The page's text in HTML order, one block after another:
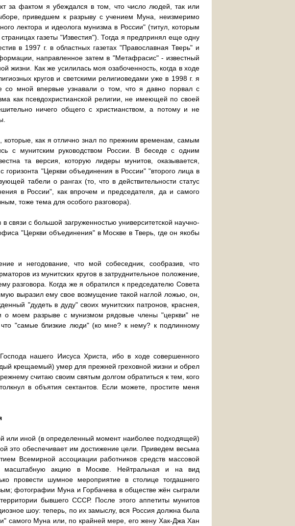
за фактом я убеждался в том, что число людей, так или
приведшем к разрыву с учением Муна, неизмеримо
лектора и идеолога мунизма в России" (титул, которым
газеты "Известия"). Тогда я предпринял еще одну
в 1997 г. в областных газетах "Православная Тверь" и
направленное затем в "Метафрасис" - известный
жизни. Как же усилилась моя озабоченность, когда в ходе
кругов и светскими религиоведами уже в 1998 г. я
со мной впервые узнавали о том, что я давно порвал с
как псевдохристианской религии, не имеющей по своей
ничего общего с христианством, а потому и не
как я отлично знал по прежним временам, самым
с мунитским руководством России. В беседе с одним
та версия, которую лидеры мунитов, оказывается,
горизонта "Церкви объединения в России" "второго лица в
табели о рангах (то, что в действительности статус
в России", как впрочем и председателя, да и самого
тоже тема для особого разговора).
связи с большой загруженностью университетской научно-
"Церкви объединения" в Москве в Тверь, где он якобы
и негодование, что мой собеседник, сообразив, что
из мунитских кругов в затруднительное положение,
разговора. Когда же я обратился к председателю Совета
выразил ему свое возмущение такой наглой ложью, он,
"дудеть в дуду" своих мунитских патронов, краснея,
о моем разрыве с мунизмом рядовые члены "церкви" не
"самые близкие люди" (ко мне? к нему? к подлинному
нашего Иисуса Христа, ибо в ходе совершенного
крещаемый) умер для прежней греховной жизни и обрел
считаю своим святым долгом обратиться к тем, кого
в объятия сектантов. Если можете, простите меня
или иной (в определенный момент наиболее подходящей)
это обеспечивает им достижение цели. Приведем весьма
Всемирной ассоциации работников средств массовой
масштабную акцию в Москве. Нейтральная и на вид
провести шумное мероприятие в столице тогдашнего
фотографии Муна и Горбачева в обществе жён сыграли
бывшего СССР. После этого аппетиты мунитов
шоу: теперь, по их замыслу, вся Россия должна была
самого Муна или, по крайней мере, его жену Хак-Джа Хан